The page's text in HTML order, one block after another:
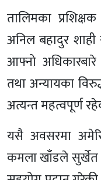
तालिमका
अनिल बहादुर
आफ्नो
तथा अन्यायका
अत्यन्त महत्वपूर्ण
यसै अवसरमा
कमला खाँडले सुर्खेत